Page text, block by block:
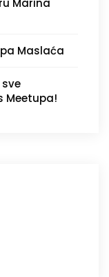
Maslaća
Meetupa!